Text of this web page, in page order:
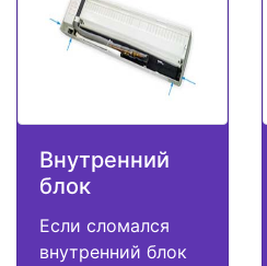
Внутренний
блок
Если сломался
внутренний блок